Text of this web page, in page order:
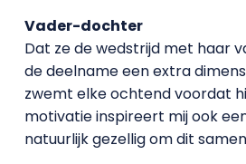
Vader-dochter
Dat ze de wedstrijd met haar
de deelname een extra
zwemt elke ochtend voordat
motivatie inspireert mij ook
natuurlijk gezellig om dit